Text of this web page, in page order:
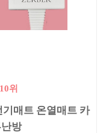
위
매트 온열매트 카
방